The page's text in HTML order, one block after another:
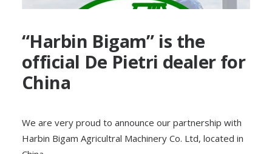
“Harbin Bigam” is the
official De Pietri dealer for
China
We are very proud to announce our partnership with
Harbin Bigam Agricultral Machinery Co. Ltd, located in